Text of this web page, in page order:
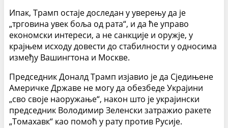
Ипак, Трамп остаје доследан у уверењу да је
„трговина увек боља од рата“, и да ће управо
економски интереси, а не санкције и оружје, у
крајњем исходу довести до стабилности у односима
између Вашингтона и Москве.
Председник Доналд Трамп изјавио је да Сједињене
Америчке Државе не могу да обезбеде Украјини
„сво своје наоружање“, након што је украјински
председник Володимир Зеленски затражио ракете
„Томахавк“ као помоћ у рату против Русије.